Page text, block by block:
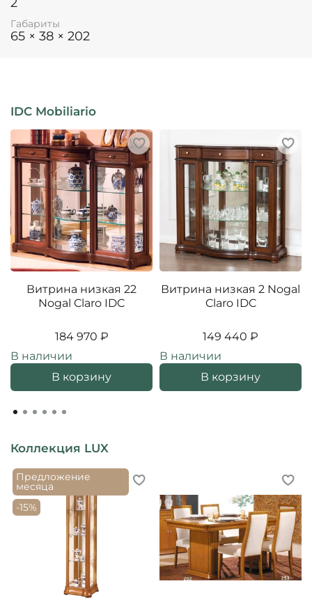
Габариты
65 × 38 × 202
IDC Mobiliario
Витрина низкая 22
Nogal Claro IDC
184 970 ₽
В наличии
В корзину
Витрина низкая 2 Nogal
Claro IDC
149 440 ₽
В наличии
В корзину
Коллекция LUX
Предложение
месяца
-15%